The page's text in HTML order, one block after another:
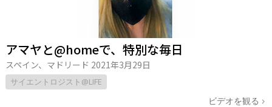
アマヤと@homeで、特別な毎日
スペイン、マドリード 2021年3月29日
サイエントロジスト@LIFE
ビデオを観る